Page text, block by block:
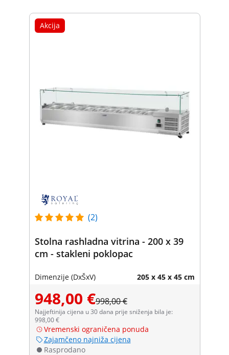
Akcija
(2)
Stolna rashladna vitrina - 200 x 39
cm - stakleni poklopac
Dimenzije (DxŠxV) 205 x 45 x 45 cm
948,00 €998,00 €
Najjeftinija cijena u 30 dana prije sniženja bila je:
998,00 €
Vremenski ograničena ponuda
Zajamčeno najniža cijena
Rasprodano